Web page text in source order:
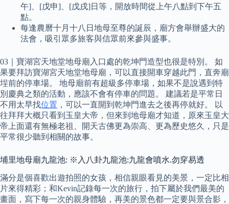
午]、[戊申]、[戊戌]日等，開放時間從上午八點到下午五
點。
每逢農曆十月十八日地母至尊的誕辰，廟方會舉辦盛大的
法會，吸引眾多旅客與信眾前來參與盛事。
03｜寶湖宮天地堂地母廟入口處的乾坤門造型也很是特別。 如
果要拜訪寶湖宮天地堂地母廟，可以直接開車穿越此門，直奔廟
埕前的停車場。 地母廟前有超級多停車場，如果不是說遇到特
別慶典之類的活動，應該不會有停車的問題。 建議若是平常日
不用太早找位置 ，可以一直開到乾坤門進去之後再停就好。 以
往拜拜大概只看到玉皇大帝，但來到地母廟才知道，原來玉皇大
帝上面還有無極老祖、開天古佛更為崇高、更為歷史悠久，只是
平常很少聽到相關的故事。
埔里地母廟九龍池: ※入八卦九龍池:九龍會噴水.勿穿易透
滿分是個喜歡出遊拍照的女孩，相信親眼看見的美景，一定比相
片來得精彩；和Kevin記錄每一次的旅行，拍下屬於我們最美的
畫面，寫下每一次的親身體驗，再美的景色都一定要與景合影，